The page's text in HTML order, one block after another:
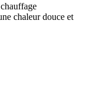
chaleur douce et